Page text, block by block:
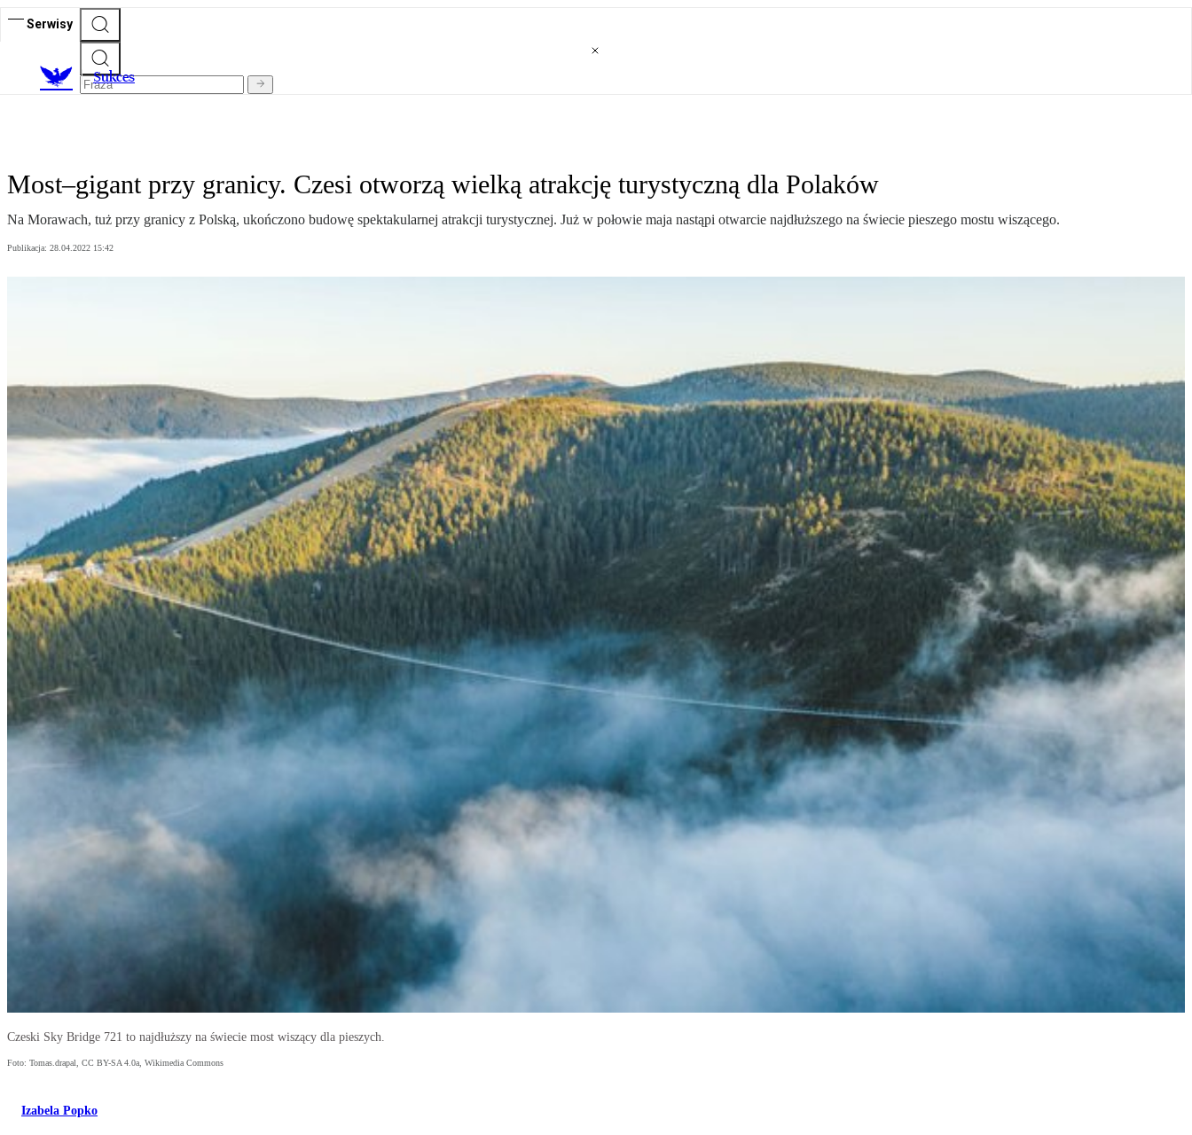
Serwisy
Sukces
Most–gigant przy granicy. Czesi otworzą wielką atrakcję turystyczną dla Polaków
Na Morawach, tuż przy granicy z Polską, ukończono budowę spektakularnej atrakcji turystycznej. Już w połowie maja nastąpi otwarcie najdłuższego na świecie pieszego mostu wiszącego.
Publikacja: 28.04.2022 15:42
Czeski Sky Bridge 721 to najdłuższy na świecie most wiszący dla pieszych.
Foto: Tomas.drapal, CC BY-SA 4.0a, Wikimedia Commons
Izabela Popko